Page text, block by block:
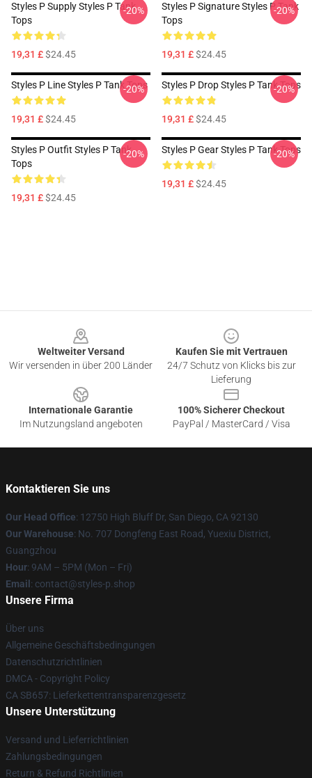
Styles P Supply Styles P Tank
Tops
19,31 £$24.45
-20%
Styles P Signature Styles P Tank
Tops
19,31 £$24.45
-20%
Styles P Line Styles P Tank Tops
19,31 £$24.45
-20% Styles P Drop Styles P Tank Tops
19,31 £$24.45
-20%
Styles P Outfit Styles P Tank
Tops
19,31 £$24.45
-20% Styles P Gear Styles P Tank Tops
19,31 £$24.45
-20%
Weltweiter Versand
Wir versenden in über 200 Länder
Kaufen Sie mit Vertrauen
24/7 Schutz von Klicks bis zur
Lieferung
Internationale Garantie
Im Nutzungsland angeboten
100% Sicherer Checkout
PayPal / MasterCard / Visa
Kontaktieren Sie uns
Our Head Office: 12750 High Bluff Dr, San Diego, CA 92130
Our Warehouse: No. 707 Dongfeng East Road, Yuexiu District,
Guangzhou
Hour: 9AM – 5PM (Mon – Fri)
Email : contact@styles-p.shop
Unsere Firma
Über uns
Allgemeine Geschäftsbedingungen
Datenschutzrichtlinien
DMCA - Copyright Policy
CA SB657: Lieferkettentransparenzgesetz
Unsere Unterstützung
Versand und Lieferrichtlinien
Zahlungsbedingungen
Return & Refund Richtlinien